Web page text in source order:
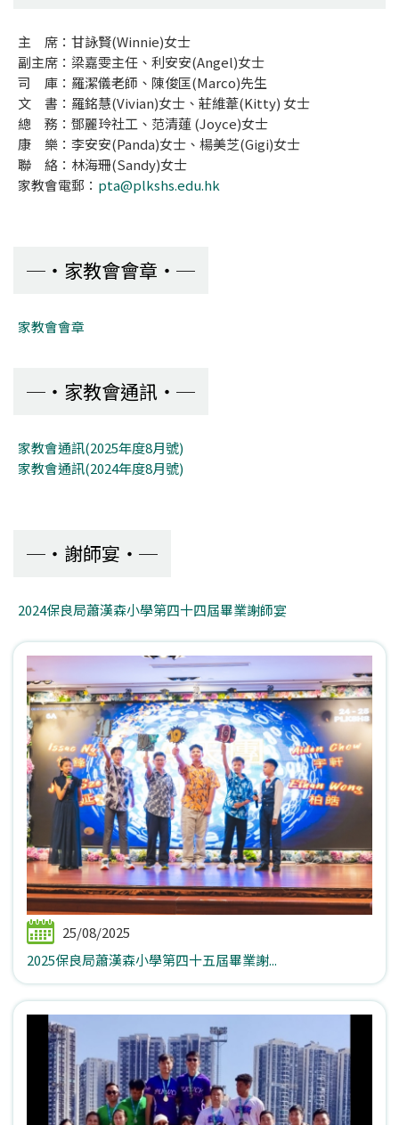
主 席：甘詠賢(Winnie)女士
副主席：梁嘉雯主任、利安安(Angel)女士
司 庫：羅潔儀老師、陳俊匡(Marco)先生
文 書：羅銘慧(Vivian)女士、莊維葦(Kitty) 女士
總 務：鄧麗玲社工、范清蓮 (Joyce)女士
康 樂：李安安(Panda)女士、楊美芝(Gigi)女士
聯 絡：林海珊(Sandy)女士
家教會電郵： pta@plkshs.edu.hk
家教會會章
家教會會章
家教會通訊
家教會通訊(2025年度8月號)
家教會通訊(2024年度8月號)
謝師宴
2024保良局蕭漢森小學第四十四屆畢業謝師宴
25/08/2025
2025保良局蕭漢森小學第四十五屆畢業謝...